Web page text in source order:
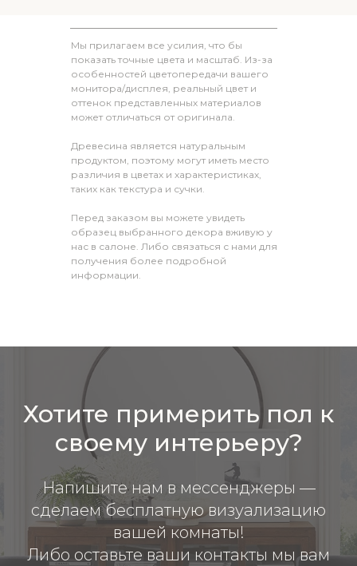
Мы прилагаем все усилия, что бы
показать точные цвета и масштаб. Из-за
особенностей цветопередачи вашего
монитора/дисплея, реальный цвет и
оттенок представленных материалов
может отличаться от оригинала.
Древесина является натуральным
продуктом, поэтому могут иметь место
различия в цветах и характеристиках,
таких как текстура и сучки.
Перед заказом вы можете увидеть
образец выбранного декора вживую у
нас в салоне. Либо связаться с нами для
получения более подробной
информации.
Хотите примерить пол к
своему интерьеру?
Напишите нам в мессенджеры —
сделаем бесплатную визуализацию
вашей комнаты!
Либо оставьте ваши контакты мы вам